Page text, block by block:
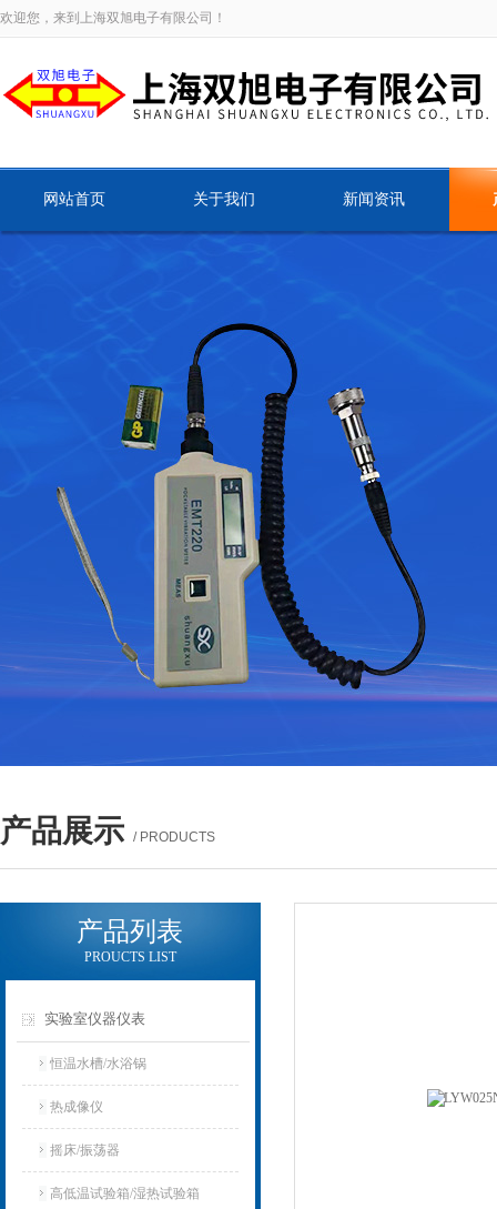
欢迎您，来到上海双旭电子有限公司！
网站首页 关于我们 新闻资讯
产品展示 / PRODUCTS
产品列表
PROUCTS LIST
实验室仪器仪表
恒温水槽/水浴锅
热成像仪
摇床/振荡器
高低温试验箱/湿热试验箱